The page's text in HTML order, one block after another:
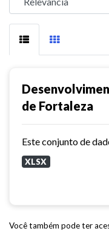
de Fortaleza
XLSX
Você também pode ter